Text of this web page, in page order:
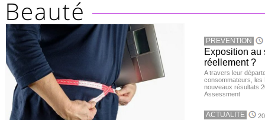
PREVENTION
Exposition au
réellement ?
A travers leur
consommateurs, les
nouveaux résultats
Assessment
ACTUALITE